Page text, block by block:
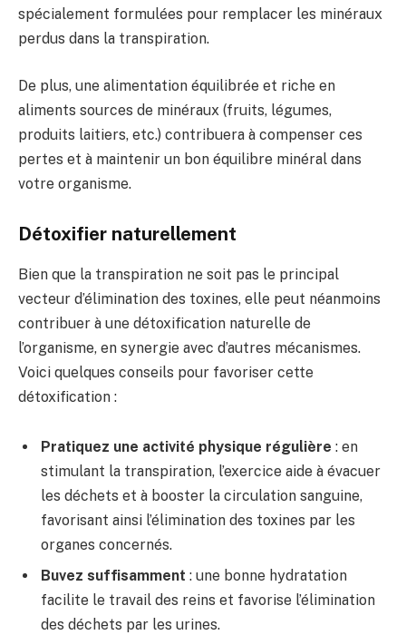
spécialement formulées pour remplacer les minéraux
perdus dans la transpiration.
De plus, une alimentation équilibrée et riche en
aliments sources de minéraux (fruits, légumes,
produits laitiers, etc.) contribuera à compenser ces
pertes et à maintenir un bon équilibre minéral dans
votre organisme.
Détoxifier naturellement
Bien que la transpiration ne soit pas le principal
vecteur d’élimination des toxines, elle peut néanmoins
contribuer à une détoxification naturelle de
l’organisme, en synergie avec d’autres mécanismes.
Voici quelques conseils pour favoriser cette
détoxification :
Pratiquez une activité physique régulière : en
stimulant la transpiration, l’exercice aide à évacuer
les déchets et à booster la circulation sanguine,
favorisant ainsi l’élimination des toxines par les
organes concernés.
Buvez suffisamment : une bonne hydratation
facilite le travail des reins et favorise l’élimination
des déchets par les urines.